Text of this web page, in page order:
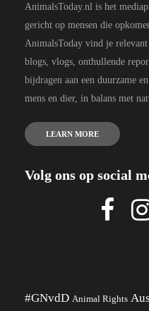
AnimalsToday.nl is het
gericht op mensen die
AnimalsToday vind je
blogs, vlogs, onthullende
bijdragen aan een duurzame
mens en dier, in balans met
LEARN MORE
Volg ons op social
#GNvdD Animal Rights